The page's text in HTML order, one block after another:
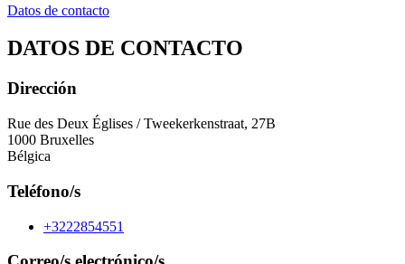
Datos de contacto
DATOS DE CONTACTO
Dirección
Rue des Deux Églises / Tweekerkenstraat, 27B
1000 Bruxelles
Bélgica
Teléfono/s
+3222854551